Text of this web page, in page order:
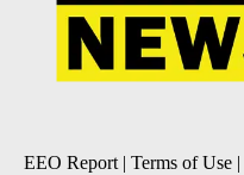
EEO Report | Terms of Use |